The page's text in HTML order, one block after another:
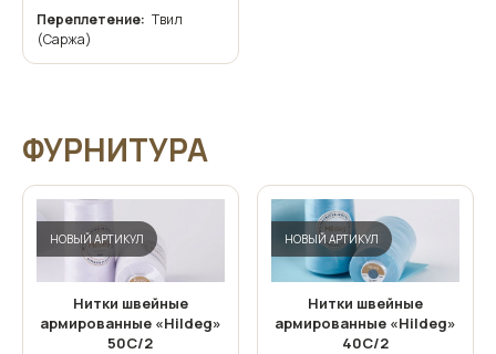
Переплетение: Твил
(Саржа)
ФУРНИТУРА
НОВЫЙ АРТИКУЛ
Нитки швейные
армированные «Hildeg»
50С/2
НОВЫЙ АРТИКУЛ
Нитки швейные
армированные «Hildeg»
40С/2